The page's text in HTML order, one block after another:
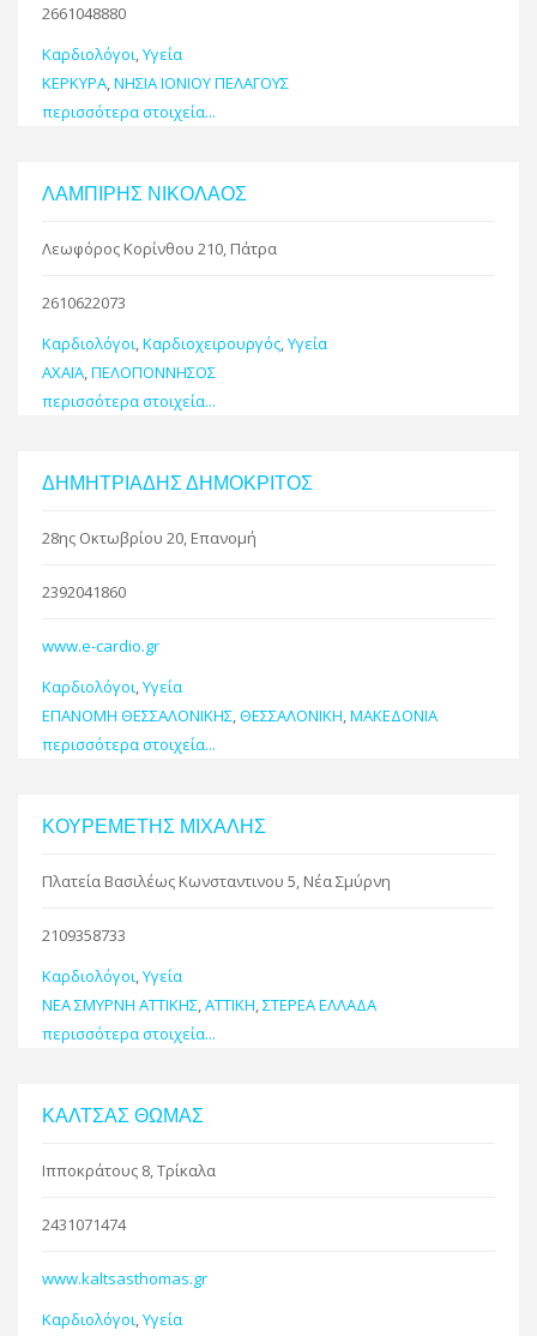
2661048880
Καρδιολόγοι,Υγεία
ΚΕΡΚΥΡΑ,ΝΗΣΙΑ ΙΟΝΙΟΥ ΠΕΛΑΓΟΥΣ
περισσότερα στοιχεία...
ΛΑΜΠΙΡΗΣ ΝΙΚΟΛΑΟΣ
Λεωφόρος Κορίνθου 210, Πάτρα
2610622073
Καρδιολόγοι,Καρδιοχειρουργός,Υγεία
ΑΧΑΪΑ,ΠΕΛΟΠΟΝΝΗΣΟΣ
περισσότερα στοιχεία...
ΔΗΜΗΤΡΙΑΔΗΣ ΔΗΜΟΚΡΙΤΟΣ
28ης Οκτωβρίου 20, Επανομή
2392041860
www.e-cardio.gr
Καρδιολόγοι,Υγεία
ΕΠΑΝΟΜΗ ΘΕΣΣΑΛΟΝΙΚΗΣ,ΘΕΣΣΑΛΟΝΙΚΗ,ΜΑΚΕΔΟΝΙΑ
περισσότερα στοιχεία...
ΚΟΥΡΕΜΕΤΗΣ ΜΙΧΑΛΗΣ
Πλατεία Βασιλέως Κωνσταντινου 5, Νέα Σμύρνη
2109358733
Καρδιολόγοι,Υγεία
ΝΕΑ ΣΜΥΡΝΗ ΑΤΤΙΚΗΣ,ΑΤΤΙΚΗ,ΣΤΕΡΕΑ ΕΛΛΑΔΑ
περισσότερα στοιχεία...
ΚΑΛΤΣΑΣ ΘΩΜΑΣ
Ιπποκράτους 8, Τρίκαλα
2431071474
www.kaltsasthomas.gr
Καρδιολόγοι,Υγεία